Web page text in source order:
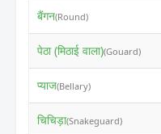
बैंगन(Round)
पेठा (मिठाई वाला)(Gouard)
प्याज(Bellary)
चिचिड़ा(Snakeguard)